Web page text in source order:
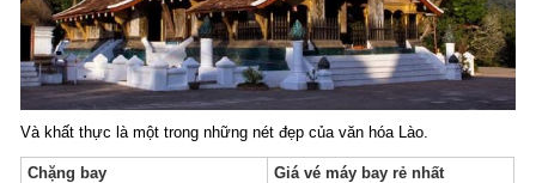
Và khất thực là một trong những nét đẹp của văn hóa Lào.
Chặng bay
Giá vé máy bay rẻ nhất